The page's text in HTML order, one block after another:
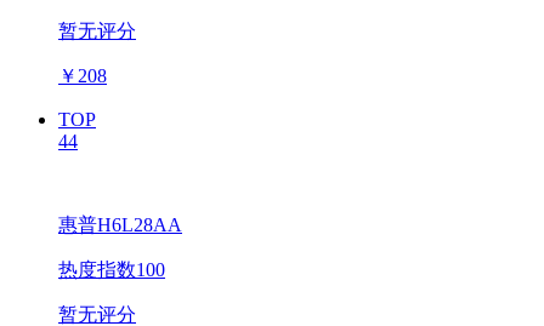
暂无评分
￥ 208
TOP
44
惠普H6L28AA
热度指数100
暂无评分